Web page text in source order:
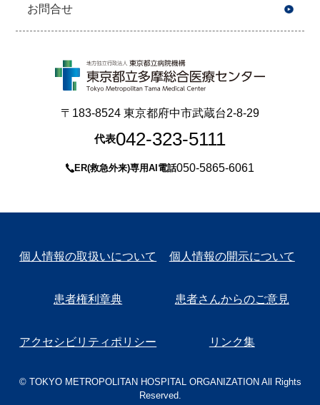
お問合せ
〒183-8524 東京都府中市武蔵台2-8-29
代表042-323-5111
ER(救急外来)専用AI電話050-5865-6061
個人情報の取扱いについて 個人情報の開示について
患者権利章典 患者さんからのご意見
アクセシビリティポリシー リンク集
© TOKYO METROPOLITAN HOSPITAL ORGANIZATION All Rights
Reserved.